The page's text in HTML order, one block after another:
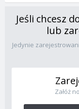
Jeśli chcesz
lub
Jedynie
Załóż